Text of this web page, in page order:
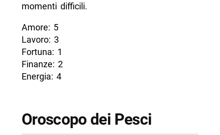
momenti difficili.
Amore: 5
Lavoro: 3
Fortuna: 1
Finanze: 2
Energia: 4
Oroscopo dei Pesci